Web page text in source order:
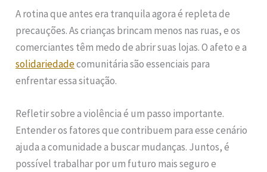
A rotina que antes era tranquila agora é repleta de
precauções. As crianças brincam menos nas ruas, e os
comerciantes têm medo de abrir suas lojas. O afeto e a
solidariedadecomunitária são essenciais para
enfrentar essa situação.
Refletir sobre a violência é um passo importante.
Entender os fatores que contribuem para esse cenário
ajuda a comunidade a buscar mudanças. Juntos, é
possível trabalhar por um futuro mais seguro e